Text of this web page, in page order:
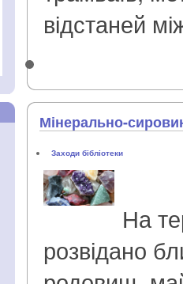
відстаней
Мінерально-
Заходи бібліотеки
На
розвідано